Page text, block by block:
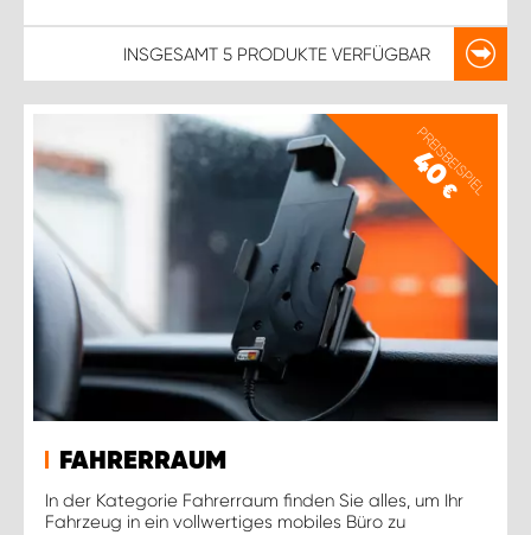
INSGESAMT 5 PRODUKTE VERFÜGBAR
PREISBEISPIEL
40
€
FAHRERRAUM
In der Kategorie Fahrerraum finden Sie alles, um Ihr
Fahrzeug in ein vollwertiges mobiles Büro zu